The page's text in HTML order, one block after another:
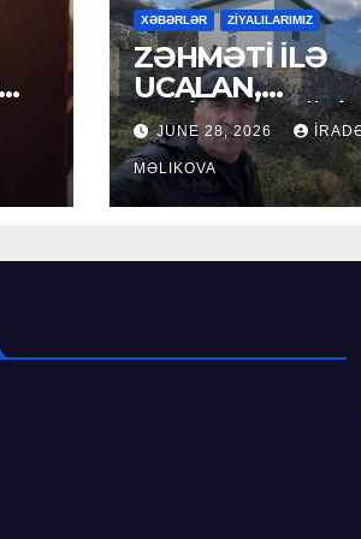
XƏBƏRLƏR ZİYALILARIMIZ
ZƏHMƏTİ İLƏ
UCALAN,
XEYİRXAHLIĞI
SEÇİLƏN: HACI
RAMAZAN
JUNE 28, 2026
MƏLIKOVA